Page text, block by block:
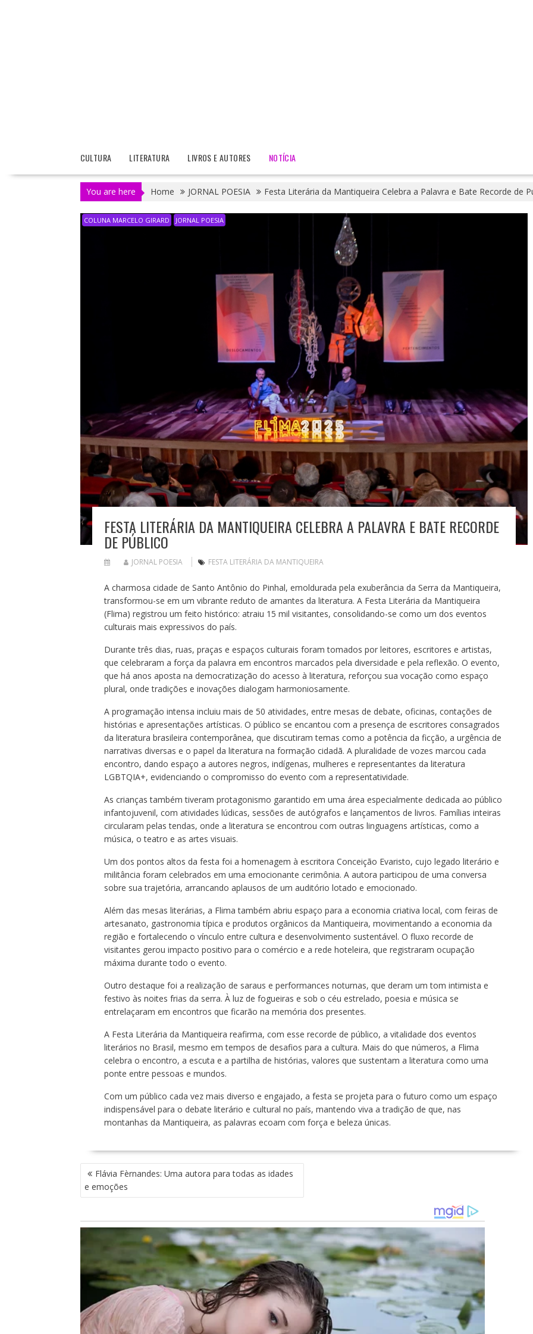
CULTURA LITERATURA LIVROS E AUTORES NOTÍCIA
You are here Home JORNAL POESIA Festa Literária da Mantiqueira Celebra a Palavra e Bate Recorde de
COLUNA MARCELO GIRARD JORNAL POESIA
FESTA LITERÁRIA DA MANTIQUEIRA CELEBRA A PALAVRA E BATE RECORDE
DE PÚBLICO
JORNAL POESIA FESTA LITERÁRIA DA MANTIQUEIRA
A charmosa cidade de Santo Antônio do Pinhal, emoldurada pela exuberância da Serra da Mantiqueira,
transformou-se em um vibrante reduto de amantes da literatura. A Festa Literária da Mantiqueira
(Flima) registrou um feito histórico: atraiu 15 mil visitantes, consolidando-se como um dos eventos
culturais mais expressivos do país.
Durante três dias, ruas, praças e espaços culturais foram tomados por leitores, escritores e artistas,
que celebraram a força da palavra em encontros marcados pela diversidade e pela reflexão. O evento,
que há anos aposta na democratização do acesso à literatura, reforçou sua vocação como espaço
plural, onde tradições e inovações dialogam harmoniosamente.
A programação intensa incluiu mais de 50 atividades, entre mesas de debate, oficinas, contações de
histórias e apresentações artísticas. O público se encantou com a presença de escritores consagrados
da literatura brasileira contemporânea, que discutiram temas como a potência da ficção, a urgência de
narrativas diversas e o papel da literatura na formação cidadã. A pluralidade de vozes marcou cada
encontro, dando espaço a autores negros, indígenas, mulheres e representantes da literatura
LGBTQIA+, evidenciando o compromisso do evento com a representatividade.
As crianças também tiveram protagonismo garantido em uma área especialmente dedicada ao público
infantojuvenil, com atividades lúdicas, sessões de autógrafos e lançamentos de livros. Famílias inteiras
circularam pelas tendas, onde a literatura se encontrou com outras linguagens artísticas, como a
música, o teatro e as artes visuais.
Um dos pontos altos da festa foi a homenagem à escritora Conceição Evaristo, cujo legado literário e
militância foram celebrados em uma emocionante cerimônia. A autora participou de uma conversa
sobre sua trajetória, arrancando aplausos de um auditório lotado e emocionado.
Além das mesas literárias, a Flima também abriu espaço para a economia criativa local, com feiras de
artesanato, gastronomia típica e produtos orgânicos da Mantiqueira, movimentando a economia da
região e fortalecendo o vínculo entre cultura e desenvolvimento sustentável. O fluxo recorde de
visitantes gerou impacto positivo para o comércio e a rede hoteleira, que registraram ocupação
máxima durante todo o evento.
Outro destaque foi a realização de saraus e performances noturnas, que deram um tom intimista e
festivo às noites frias da serra. À luz de fogueiras e sob o céu estrelado, poesia e música se
entrelaçaram em encontros que ficarão na memória dos presentes.
A Festa Literária da Mantiqueira reafirma, com esse recorde de público, a vitalidade dos eventos
literários no Brasil, mesmo em tempos de desafios para a cultura. Mais do que números, a Flima
celebra o encontro, a escuta e a partilha de histórias, valores que sustentam a literatura como uma
ponte entre pessoas e mundos.
Com um público cada vez mais diverso e engajado, a festa se projeta para o futuro como um espaço
indispensável para o debate literário e cultural no país, mantendo viva a tradição de que, nas
montanhas da Mantiqueira, as palavras ecoam com força e beleza únicas.
N
A
V
G
Ç
O
P
O
Flávia Fèrnandes: Uma autora para todas as idades
e emoções